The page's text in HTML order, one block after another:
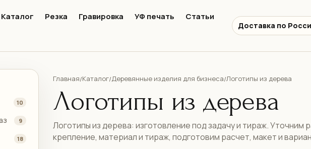
Каталог Резка Гравировка УФ печать
Статьи
Доставка по
10
9
18
Главная/Каталог/Деревянные изделия для бизнеса/Логотипы из дерева
Логотипы из дерева
Логотипы из дерева: изготовление под задачу и тираж. Уточним
крепление, материал и тираж, подготовим расчет, макет и